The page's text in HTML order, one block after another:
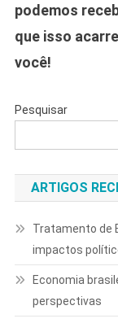
podemos
que isso
você!
Pesquisar
ARTIGOS
Tratamento de
impactos
Economia
perspectivas